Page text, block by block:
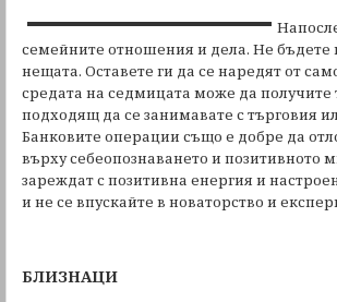
семейните отношения и дела. Не бъдете
нещата. Оставете ги да се наредят от
средата на седмицата може да
подходящ да се занимавате с търговия
Банковите операции също е добре да
върху себеопознаването и позитивното
зареждат с позитивна енергия и
и не се впускайте в новаторство и
БЛИЗНАЦИ